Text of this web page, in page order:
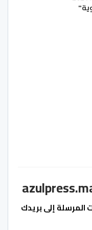
المرسلة إلى بريدك